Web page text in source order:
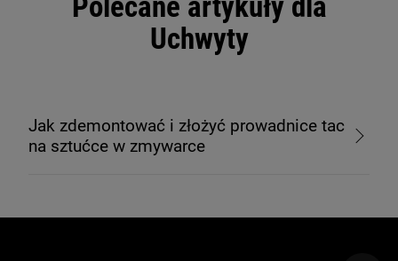
Uchwyty
Jak zdemontować i złożyć prowadnice tac
na sztućce w zmywarce